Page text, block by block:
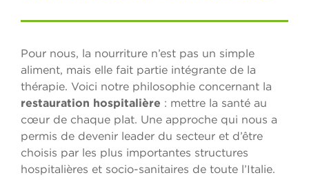
Pour nous, la nourriture n’est pas un simple
aliment, mais elle fait partie intégrante de la
thérapie. Voici notre philosophie concernant la
restauration hospitalière : mettre la santé au
cœur de chaque plat. Une approche qui nous a
permis de devenir leader du secteur et d’être
choisis par les plus importantes structures
hospitalières et socio-sanitaires de toute l’Italie.